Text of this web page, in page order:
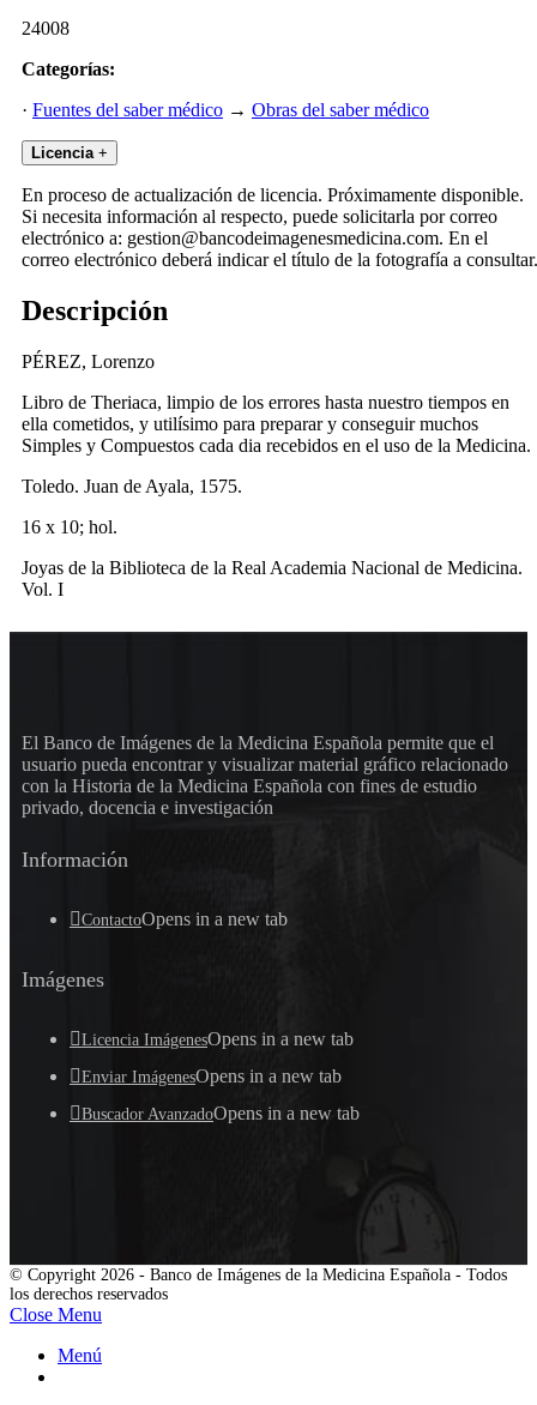
24008
Categorías:
· Fuentes del saber médico → Obras del saber médico
Licencia +
En proceso de actualización de licencia. Próximamente disponible.
Si necesita información al respecto, puede solicitarla por correo
electrónico a: gestion@bancodeimagenesmedicina.com. En el
correo electrónico deberá indicar el título de la fotografía a consultar.
Descripción
PÉREZ, Lorenzo
Libro de Theriaca, limpio de los errores hasta nuestro tiempos en
ella cometidos, y utilísimo para preparar y conseguir muchos
Simples y Compuestos cada dia recebidos en el uso de la Medicina.
Toledo. Juan de Ayala, 1575.
16 x 10; hol.
Joyas de la Biblioteca de la Real Academia Nacional de Medicina.
Vol. I
El Banco de Imágenes de la Medicina Española permite que el
usuario pueda encontrar y visualizar material gráfico relacionado
con la Historia de la Medicina Española con fines de estudio
privado, docencia e investigación
Información
ContactoOpens in a new tab
Imágenes
Licencia ImágenesOpens in a new tab
Enviar ImágenesOpens in a new tab
Buscador AvanzadoOpens in a new tab
© Copyright 2026 - Banco de Imágenes de la Medicina Española - Todos
los derechos reservados
Close Menu
Menú